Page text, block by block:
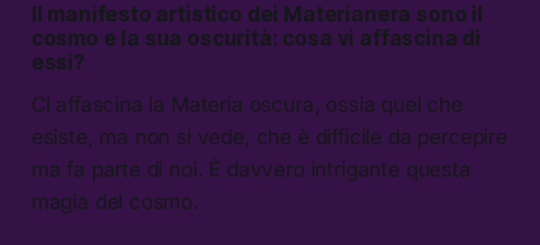
Il manifesto artistico dei Materianera sono il
cosmo e la sua oscurità: cosa vi affascina di
essi?
Ci affascina la Materia oscura, ossia quel che
esiste, ma non si vede, che è difficile da percepire
ma fa parte di noi. È davvero intrigante questa
magia del cosmo.